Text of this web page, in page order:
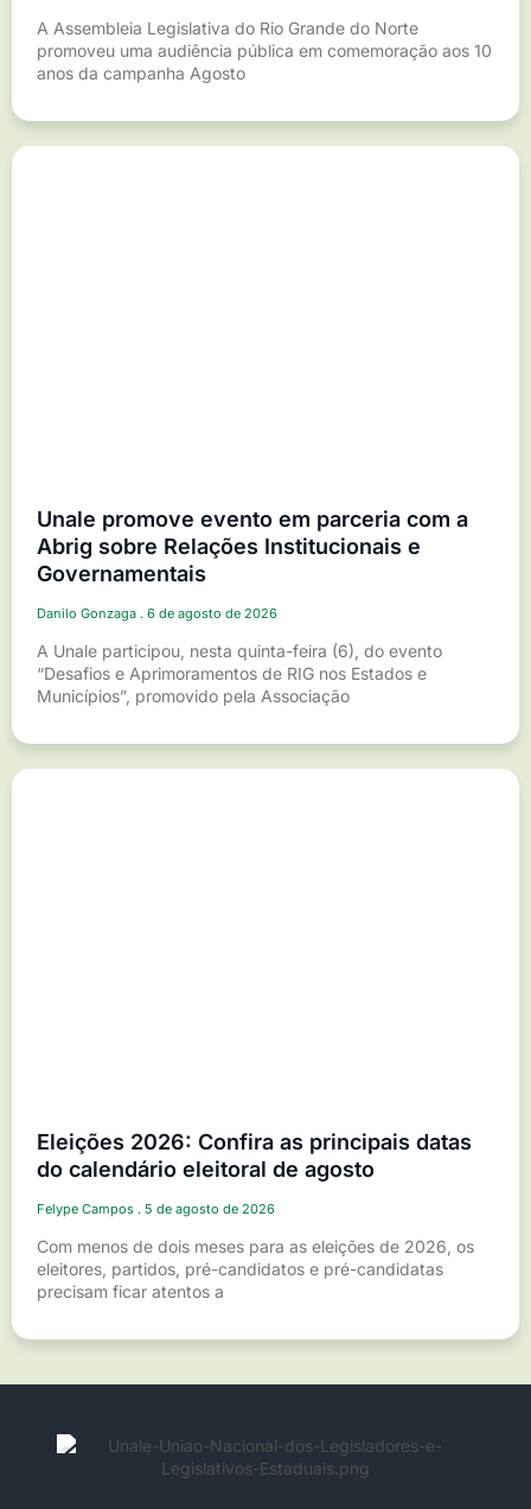
A Assembleia Legislativa do Rio Grande do Norte
promoveu uma audiência pública em comemoração aos 10
anos da campanha Agosto
Unale promove evento em parceria com a
Abrig sobre Relações Institucionais e
Governamentais
Danilo Gonzaga 6 de agosto de 2026
A Unale participou, nesta quinta-feira (6), do evento
“Desafios e Aprimoramentos de RIG nos Estados e
Municípios”, promovido pela Associação
Eleições 2026: Confira as principais datas
do calendário eleitoral de agosto
Felype Campos 5 de agosto de 2026
Com menos de dois meses para as eleições de 2026, os
eleitores, partidos, pré-candidatos e pré-candidatas
precisam ficar atentos a